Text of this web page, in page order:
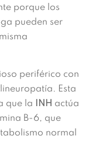
porque los
pueden ser
misma
periférico con
. Esta
que la INH actúa
B-6, que
normal